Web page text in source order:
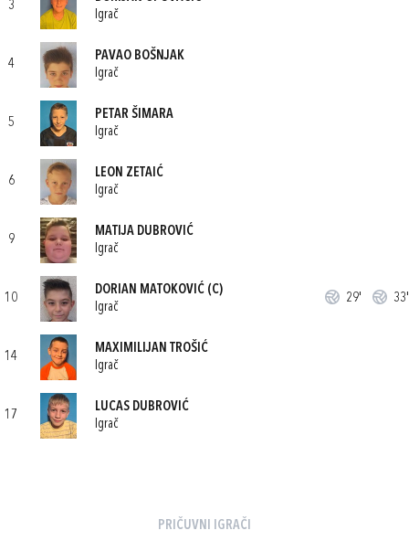
3
Igrač
4
PAVAO BOŠNJAK
Igrač
5
PETAR ŠIMARA
Igrač
6
LEON ZETAIĆ
Igrač
9
MATIJA DUBROVIĆ
Igrač
10
DORIAN MATOKOVIĆ (C)
Igrač
29' 33'
14
MAXIMILIJAN TROŠIĆ
Igrač
17
LUCAS DUBROVIĆ
Igrač
PRIČUVNI IGRAČI